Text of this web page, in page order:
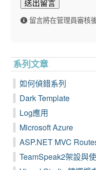
送出留言
留言將在管理員審核
系列文章
如何偵錯系列
Dark Template
Log應用
Microsoft Azure
ASP.NET MVC
TeamSpeak2架設與